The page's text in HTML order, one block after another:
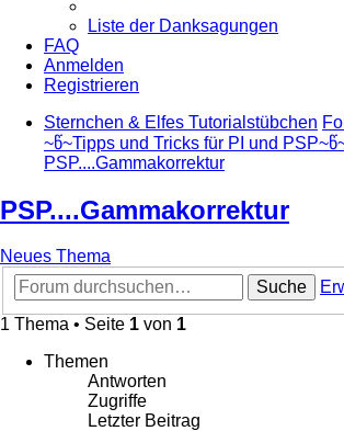
Liste der Danksagungen
FAQ
Anmelden
Registrieren
Sternchen & Elfes Tutorialstübchen
~წ~Tipps und Tricks für PI und
PSP....Gammakorrektur
PSP....Gammakorrektur
Neues Thema
Suche
1 Thema • Seite 1 von 1
Themen
Antworten
Zugriffe
Letzter Beitrag